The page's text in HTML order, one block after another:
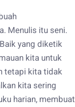
Menulis itu seni.
yang diketik
kita untuk
tetapi kita tidak
kita sering
harian, membuat